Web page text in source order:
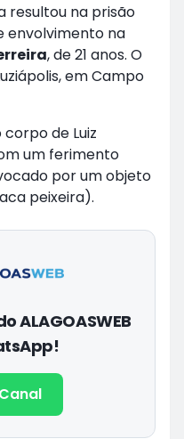
resultou na prisão
envolvimento na
, de 21 anos. O
em Campo
de Luiz
um ferimento
por um objeto
peixeira).
ALAGOASWEB